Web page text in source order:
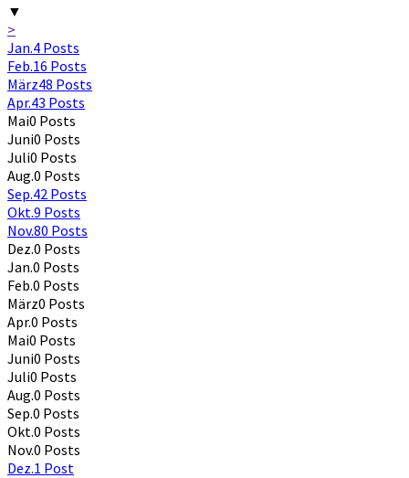
▼
>
Jan.4 Posts
Feb.16 Posts
März48 Posts
Apr.43 Posts
Mai0 Posts
Juni0 Posts
Juli0 Posts
Aug.0 Posts
Sep.42 Posts
Okt.9 Posts
Nov.80 Posts
Dez.0 Posts
Jan.0 Posts
Feb.0 Posts
März0 Posts
Apr.0 Posts
Mai0 Posts
Juni0 Posts
Juli0 Posts
Aug.0 Posts
Sep.0 Posts
Okt.0 Posts
Nov.0 Posts
Dez.1 Post